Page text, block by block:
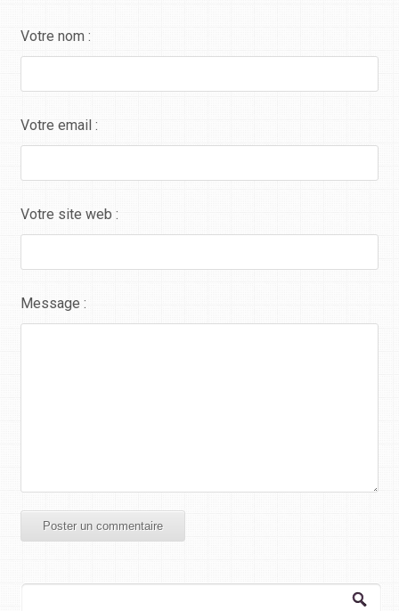
Votre nom :
Votre email :
Votre site web :
Message :
Rechercher :